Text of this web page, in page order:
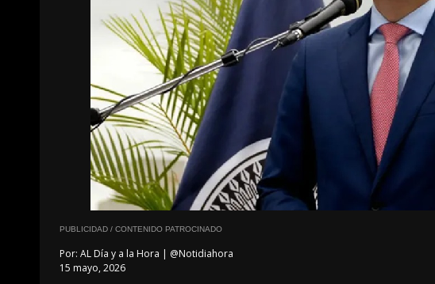
PUBLICIDAD / CONTENIDO PATROCINADO
Por: AL Día y a la Hora | @Notidiahora
15 mayo, 2026